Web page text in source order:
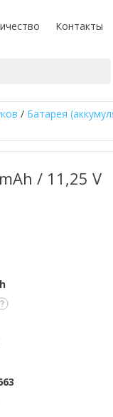
Контакты
/ Батарея
/ 11,25 V